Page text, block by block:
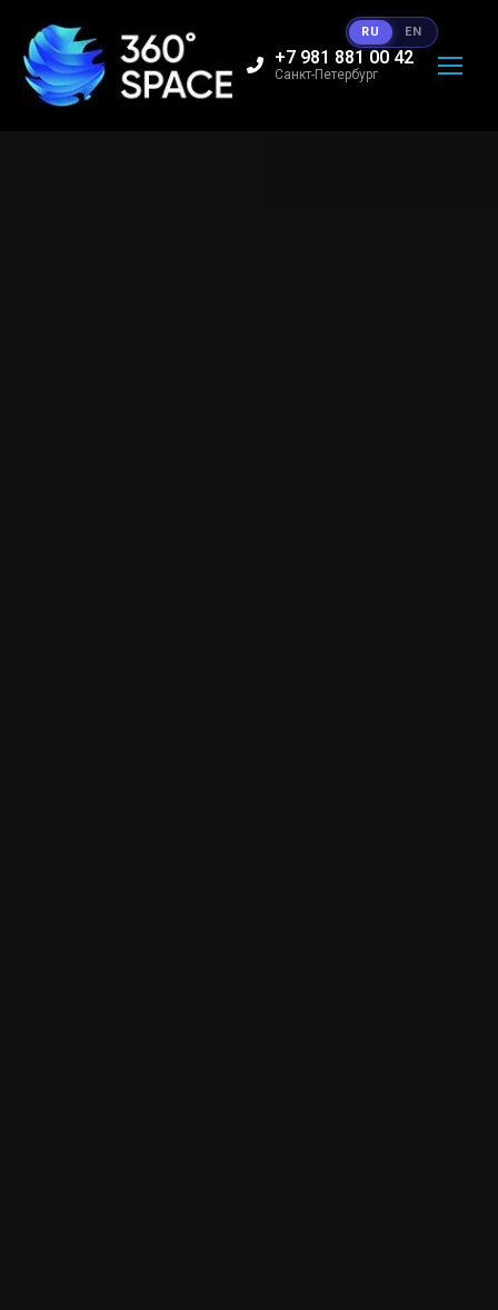
+7 981 881 00 42
Санкт-Петербург
RU EN